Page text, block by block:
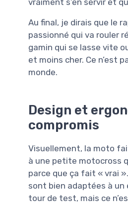
vraiment s’en servir et
Au final, je dirais que le
passionné qui va rouler
gamin qui se lasse vite
et moins cher. Ce n’est
monde.
Design et
compromis
Visuellement, la moto
à une petite motocross
parce que ça fait « vrai
sont bien adaptées à
tour de test, mais ce